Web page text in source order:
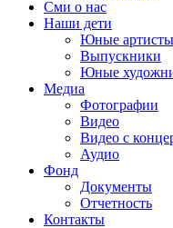
Сми о нас
Наши дети
Юные артисты
Выпускники
Юные
Медиа
Фотографии
Видео
Видео с
Аудио
Фонд
Документы
Отчетность
Контакты